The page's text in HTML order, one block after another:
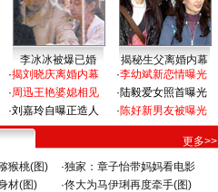
李冰冰被爆已婚
揭秘生父离婚内幕
·揭刘晓庆离婚内幕
·周迅王艳婆媳相见
·刘嘉玲自曝正造人
·李幼斌新恋情曝光
·陆毅爱女照首曝光
·陈好新男友被曝光
更多>>
猴桃(图) ·独家：章子怡带妈妈看电影
材(图) ·佟大为马伊琍再度牵手(图)